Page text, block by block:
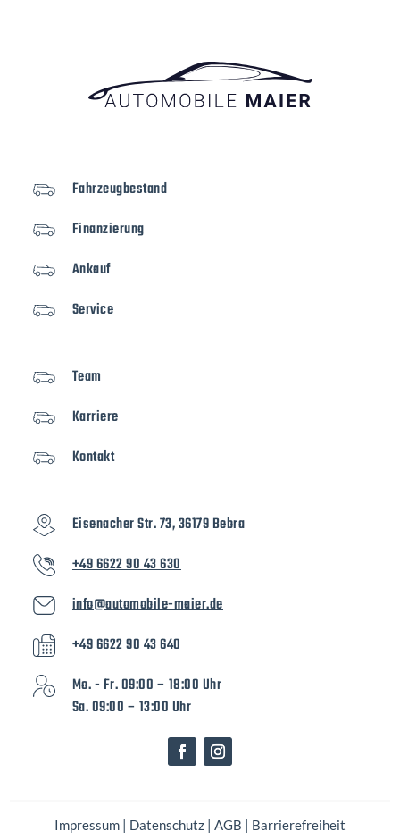
Fahrzeugbestand
Finanzierung
Ankauf
Service
Team
Karriere
Kontakt
Eisenacher Str. 73, 36179 Bebra
+49 6622 90 43 630
info@automobile-maier.de
+49 6622 90 43 640
Mo. - Fr. 09:00 – 18:00 Uhr
Sa. 09:00 – 13:00 Uhr
Impressum | Datenschutz | AGB | Barrierefreiheit